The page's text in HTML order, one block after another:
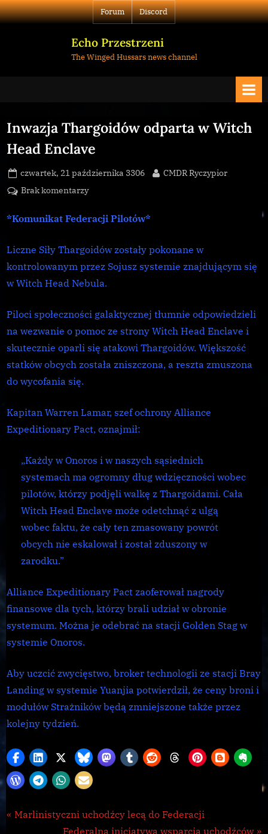
Skip
to
Forum Discord
Echo Przestrzeni
The Winged Hussars news channel
Inwazja Thargoidów odparta w Witch
Head Enclave
Posted
on
czwartek, 21 października 3306 By
CMDR Ryczypior
Brak komentarzydo
Thargoidów
w
Head
Enclave
*Komunikat Federacji Pilotów*
Liczne Siły Thargoidów zostały pokonane w
kontrolowanym przez Sojusz systemie znajdującym się
w Witch Head Nebula.
Piloci społeczności galaktycznej tłumnie odpowiedzieli
na wezwanie o pomoc ze strony Witch Head Enclave i
skutecznie oparli się atakowi Thargoidów. Większość
statków obcych została zniszczona, a reszta zmuszona
do wycofania się.
Kapitan Warren Lamar, szef ochrony Alliance
Expeditionary Pact, oznajmił:
„Każdy w Onoros i w naszych sąsiednich
systemach ma ogromny dług wdzięczności wobec
pilotów, którzy podjęli walkę z Thargoidami. Cała
Witch Head Enclave może odetchnąć z ulgą
wobec faktu, że cały ten zmasowany powrót
obcych nie eskalował i został zduszony w
zarodku.”
Alliance Expeditionary Pact zaoferował nagrody
finansowe dla tych, którzy brali udział w obronie
systemum. Można je odebrać na stacji Golden Stag w
systemie Onoros.
Aby uczcić zwycięstwo, broker technologii ze stacji Bray
Landing w systemie Yuanjia potwierdził, że ceny broni i
modułów Strażników będą zmniejszone także przez
kolejny tydzień.
CG
Nawigacja
P
Marlinistyczni uchodźcy lecą do Federacji
N
Federalna inicjatywa wsparcia uchodźców